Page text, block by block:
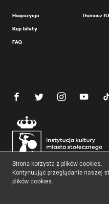
Ekspozycja
Kup bilety
FAQ
Tłumacz
Copyright 2026
Strona korzysta z plików cookies.
Kontynuując przeglądanie naszej
plików cookies.